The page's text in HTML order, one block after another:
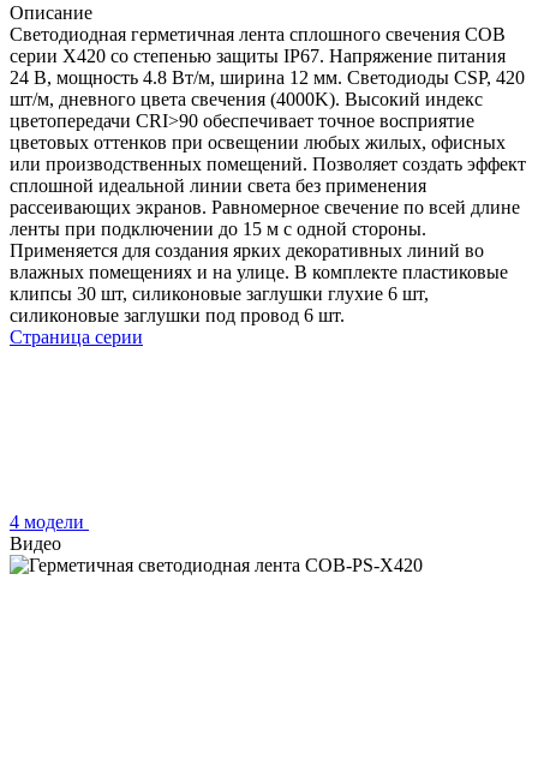
Описание
Светодиодная герметичная лента сплошного свечения COB
серии X420 со степенью защиты IP67. Напряжение питания
24 В, мощность 4.8 Вт/м, ширина 12 мм. Светодиоды CSP, 420
шт/м, дневного цвета свечения (4000K). Высокий индекс
цветопередачи CRI>90 обеспечивает точное восприятие
цветовых оттенков при освещении любых жилых, офисных
или производственных помещений. Позволяет создать эффект
сплошной идеальной линии света без применения
рассеивающих экранов. Равномерное свечение по всей длине
ленты при подключении до 15 м с одной стороны.
Применяется для создания ярких декоративных линий во
влажных помещениях и на улице. В комплекте пластиковые
клипсы 30 шт, силиконовые заглушки глухие 6 шт,
силиконовые заглушки под провод 6 шт.
Страница серии
4 модели
Видео